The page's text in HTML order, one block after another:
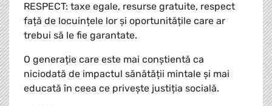
RESPECT: taxe egale, resurse gratuite, respect
față de locuințele lor și oportunitățile care ar
trebui să le fie garantate.
O generație care este mai conștientă ca
niciodată de impactul sănătății mintale și mai
educată în ceea ce privește justiția socială.